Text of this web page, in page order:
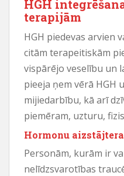
HGH
terapijām
HGH piedevas arvien
citām terapeitiskām
vispārējo veselību un
pieeja ņem vērā HGH
mijiedarbību, kā arī
piemēram, uzturu,
Hormonu
Personām, kurām ir
nelīdzsvarotības